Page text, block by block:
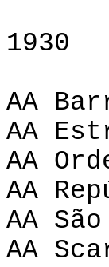
1930
AA
AA
AA
AA
AA
AA